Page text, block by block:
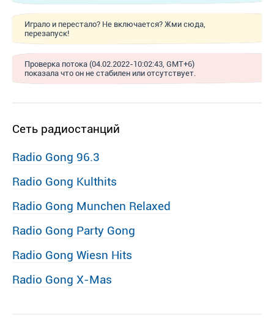
Играло и перестало? Не включается? Жми сюда,
перезапуск!
Проверка потока (04.02.2022-10:02:43, GMT+6)
показала что он не стабилен или отсутствует.
Сеть радиостанций
Radio Gong 96.3
Radio Gong Kulthits
Radio Gong Munchen Relaxed
Radio Gong Party Gong
Radio Gong Wiesn Hits
Radio Gong X-Mas